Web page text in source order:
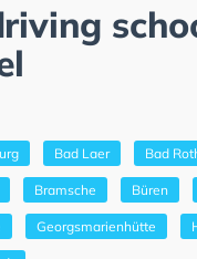
Bad Laer Bad
Bramsche Büren
Georgsmarienhütte